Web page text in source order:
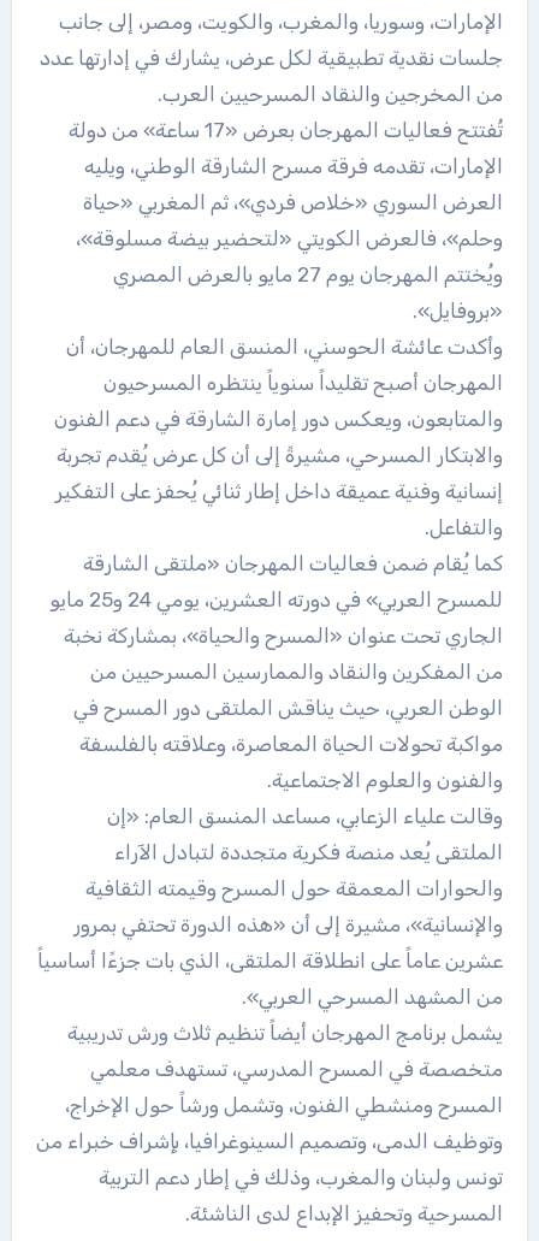
الإمارات، وسوريا، والمغرب، والكويت، ومصر، إلى جانب
جلسات نقدية تطبيقية لكل عرض، يشارك في إدارتها عدد
من المخرجين والنقاد المسرحيين العرب.
تُفتتح فعاليات المهرجان بعرض «17 ساعة» من دولة
الإمارات، تقدمه فرقة مسرح الشارقة الوطني، ويليه
العرض السوري «خلاص فردي»، ثم المغربي «حياة
وحلم»، فالعرض الكويتي «لتحضير بيضة مسلوقة»،
ويُختتم المهرجان يوم 27 مايو بالعرض المصري
«بروفايل».
وأكدت عائشة الحوسني، المنسق العام للمهرجان، أن
المهرجان أصبح تقليداً سنوياً ينتظره المسرحيون
والمتابعون، ويعكس دور إمارة الشارقة في دعم الفنون
والابتكار المسرحي، مشيرةً إلى أن كل عرض يُقدم تجربة
إنسانية وفنية عميقة داخل إطار ثنائي يُحفز على التفكير
والتفاعل.
كما يُقام ضمن فعاليات المهرجان «ملتقى الشارقة
للمسرح العربي» في دورته العشرين، يومي 24 و25 مايو
الجاري تحت عنوان «المسرح والحياة»، بمشاركة نخبة
من المفكرين والنقاد والممارسين المسرحيين من
الوطن العربي، حيث يناقش الملتقى دور المسرح في
مواكبة تحولات الحياة المعاصرة، وعلاقته بالفلسفة
والفنون والعلوم الاجتماعية.
وقالت علياء الزعابي، مساعد المنسق العام: «إن
الملتقى يُعد منصة فكرية متجددة لتبادل الآراء
والحوارات المعمقة حول المسرح وقيمته الثقافية
والإنسانية»، مشيرة إلى أن «هذه الدورة تحتفي بمرور
عشرين عاماً على انطلاقة الملتقى، الذي بات جزءًا أساسياً
من المشهد المسرحي العربي».
يشمل برنامج المهرجان أيضاً تنظيم ثلاث ورش تدريبية
متخصصة في المسرح المدرسي، تستهدف معلمي
المسرح ومنشطي الفنون، وتشمل ورشاً حول الإخراج،
وتوظيف الدمى، وتصميم السينوغرافيا، بإشراف خبراء من
تونس ولبنان والمغرب، وذلك في إطار دعم التربية
المسرحية وتحفيز الإبداع لدى الناشئة.